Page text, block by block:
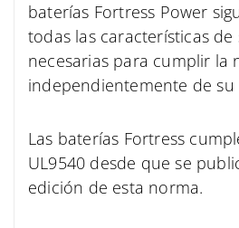
baterías Fortress Power
todas las características de
necesarias para cumplir la
independientemente de su
Las baterías Fortress
UL9540 desde que se
edición de esta norma.